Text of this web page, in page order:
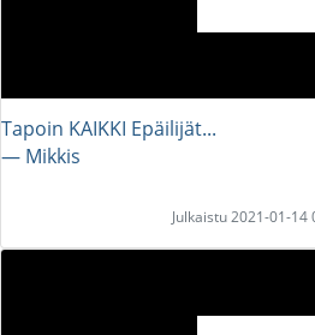
Tapoin KAIKKI Epäilijät...
― Mikkis
Julkaistu 2021-01-